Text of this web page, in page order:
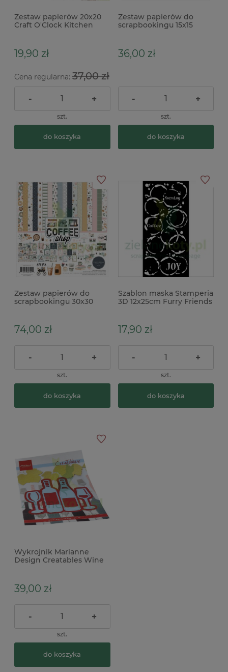
Zestaw papierów 20x20
Craft O'Clock Kitchen
19,90 zł
Cena regularna: 37,00 zł
- +
szt.
do koszyka
Zestaw papierów do
scrapbookingu 15x15
36,00 zł
- +
szt.
do koszyka
Zestaw papierów do
scrapbookingu 30x30
74,00 zł
- +
szt.
do koszyka
Szablon maska Stamperia
3D 12x25cm Furry Friends
17,90 zł
- +
szt.
do koszyka
Wykrojnik Marianne
Design Creatables Wine
39,00 zł
- +
szt.
do koszyka